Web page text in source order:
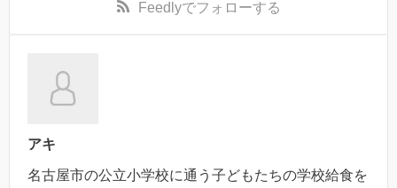
Feedlyでフォローする
アキ
名古屋市の公立小学校に通う子どもたちの学校給食を